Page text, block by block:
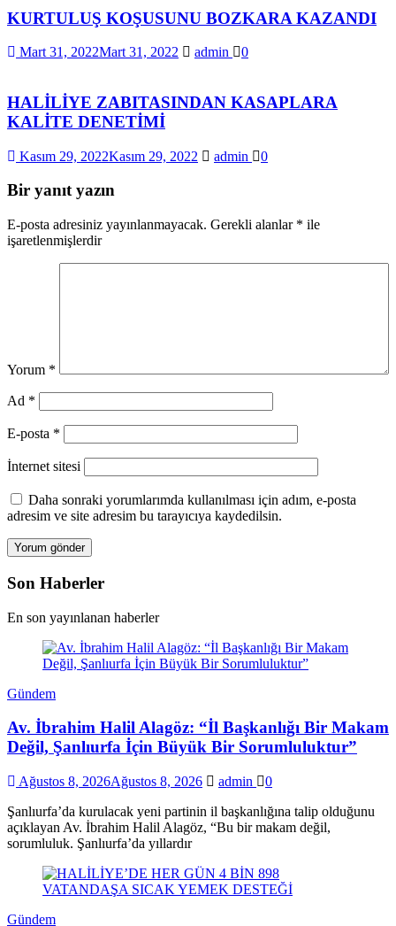
KURTULUŞ KOŞUSUNU BOZKARA KAZANDI
Mart 31, 2022Mart 31, 2022 admin 0
HALİLİYE ZABITASINDAN KASAPLARA
KALİTE DENETİMİ
Kasım 29, 2022Kasım 29, 2022 admin 0
Bir yanıt yazın
E-posta adresiniz yayınlanmayacak. Gerekli alanlar * ile
işaretlenmişlerdir
Yorum *
Ad *
E-posta *
İnternet sitesi
Daha sonraki yorumlarımda kullanılması için adım, e-posta
adresim ve site adresim bu tarayıcıya kaydedilsin.
Son Haberler
En son yayınlanan haberler
Gündem
Av. İbrahim Halil Alagöz: “İl Başkanlığı Bir Makam
Değil, Şanlıurfa İçin Büyük Bir Sorumluluktur”
Ağustos 8, 2026Ağustos 8, 2026 admin
0
Şanlıurfa’da kurulacak yeni partinin il başkanlığına talip olduğunu
açıklayan Av. İbrahim Halil Alagöz, “Bu bir makam değil,
sorumluluk. Şanlıurfa’da yıllardır
Gündem